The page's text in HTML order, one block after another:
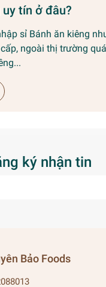
tín ở đâu?
sỉ Bánh ăn kiêng
ngoài thị trường
ký nhận tin
Bảo Foods